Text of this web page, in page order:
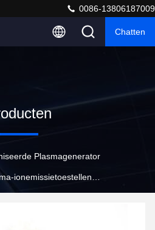
0086-13806187009
Chatten
Plasmagenerator
ionemissietoestellen